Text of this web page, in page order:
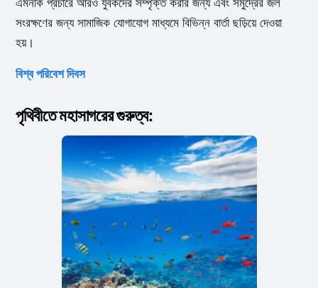
এমনকি প্রচারে আরও যুবকদের সম্পৃক্ত করার জন্য এবং সমুদ্রের জল
সংরক্ষণের জন্য সামাজিক যোগাযোগ মাধ্যমে বিভিন্ন বার্তা ছড়িয়ে দেওয়া
হয়।
বিশ্ব পরিবেশ দিবস
পৃথিবীতে মহাসাগরের গুরুত্ব: